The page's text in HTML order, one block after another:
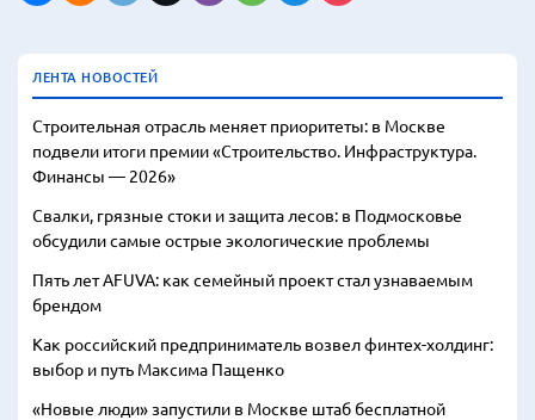
ЛЕНТА НОВОСТЕЙ
Строительная отрасль меняет приоритеты: в Москве
подвели итоги премии «Строительство. Инфраструктура.
Финансы — 2026»
Свалки, грязные стоки и защита лесов: в Подмосковье
обсудили самые острые экологические проблемы
Пять лет AFUVA: как семейный проект стал узнаваемым
брендом
Как российский предприниматель возвел финтех-холдинг:
выбор и путь Максима Пащенко
«Новые люди» запустили в Москве штаб бесплатной